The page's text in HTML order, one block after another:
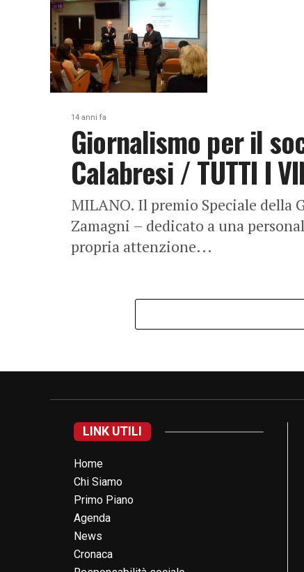
14 anni fa
Giornalismo per il
Calabresi / TUTTI I
MILANO. Il premio Speciale della
Zamagni – dedicato a una
propria attenzione...
LINK UTILI
Home
Chi Siamo
Primo Piano
Agenda
News
Cronaca